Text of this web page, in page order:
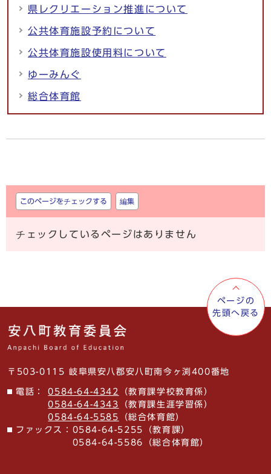
県レクリエーション推進について
公共体育施設予約について
公共体育施設使用料について
ゆーみんぐ
総合体育館
しおり
このページをチェックする 編集
チェックしているページはありません
ページの
先頭へ戻る
〒503-0115 岐阜県安八郡安八町南今ヶ渕400番地
電話： 0584-64-4342
（教育課学校教育係）
0584-64-4343
（教育課生涯学習係）
0584-64-5585
（総合体育館）
ファックス： 0584-64-5255（教育課）
0584-64-5586（総合体育館）